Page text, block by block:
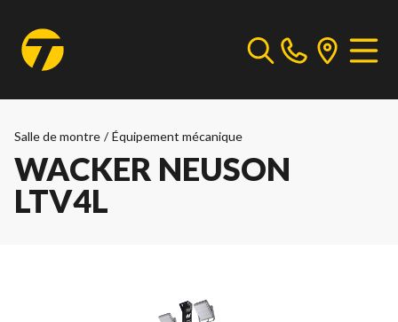
Salle de montre / Équipement mécanique
WACKER NEUSON
LTV4L